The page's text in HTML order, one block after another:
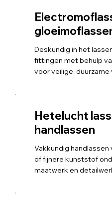
Deskundig in het
fittingen met behulp
voor veilige, duurzame
Hetelucht
handlassen
Vakkundig
of fijnere kunststof
maatwerk en